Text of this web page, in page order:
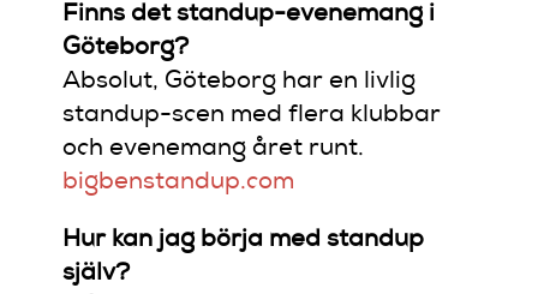
Finns det standup-evenemang i
Göteborg?
Absolut, Göteborg har en livlig
standup-scen med flera klubbar
och evenemang året runt.
bigbenstandup.com
Hur kan jag börja med standup
själv?